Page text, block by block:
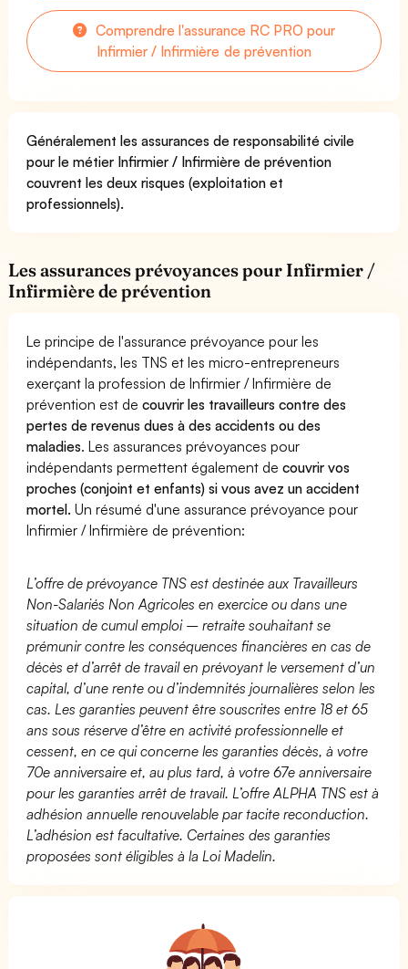
Comprendre l'assurance RC PRO pour
Infirmier / Infirmière de prévention
Généralement les assurances de responsabilité civile
pour le métier Infirmier / Infirmière de prévention
couvrent les deux risques (exploitation et
professionnels).
Les assurances prévoyances pour Infirmier /
Infirmière de prévention
Le principe de l'assurance prévoyance pour les
indépendants, les TNS et les micro-entrepreneurs
exerçant la profession de Infirmier / Infirmière de
prévention est decouvrir les travailleurs contre des
pertes de revenus dues à des accidents ou des
maladies. Les assurances prévoyances pour
indépendants permettent également decouvrir vos
proches (conjoint et enfants) si vous avez un accident
mortel. Un résumé d'une assurance prévoyance pour
Infirmier / Infirmière de prévention:
L’offre de prévoyance TNS est destinée aux Travailleurs
Non-Salariés Non Agricoles en exercice ou dans une
situation de cumul emploi – retraite souhaitant se
prémunir contre les conséquences financières en cas de
décès et d’arrêt de travail en prévoyant le versement d’un
capital, d’une rente ou d’indemnités journalières selon les
cas. Les garanties peuvent être souscrites entre 18 et 65
ans sous réserve d’être en activité professionnelle et
cessent, en ce qui concerne les garanties décès, à votre
70e anniversaire et, au plus tard, à votre 67e anniversaire
pour les garanties arrêt de travail. L’offre ALPHA TNS est à
adhésion annuelle renouvelable par tacite reconduction.
L’adhésion est facultative. Certaines des garanties
proposées sont éligibles à la Loi Madelin.